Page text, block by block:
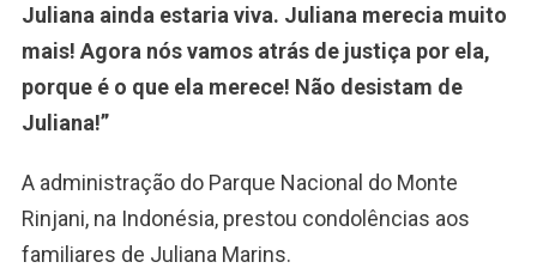
Juliana ainda estaria viva. Juliana merecia muito
mais! Agora nós vamos atrás de justiça por ela,
porque é o que ela merece! Não desistam de
Juliana!”
A administração do Parque Nacional do Monte
Rinjani, na Indonésia, prestou condolências aos
familiares de Juliana Marins.